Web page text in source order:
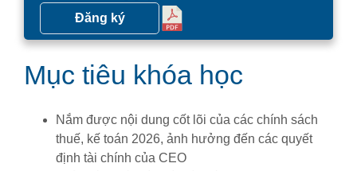
Đăng ký
Mục tiêu khóa học
Nắm được nội dung cốt lõi của các chính sách
thuế, kế toán 2026, ảnh hưởng đến các quyết
định tài chính của CEO